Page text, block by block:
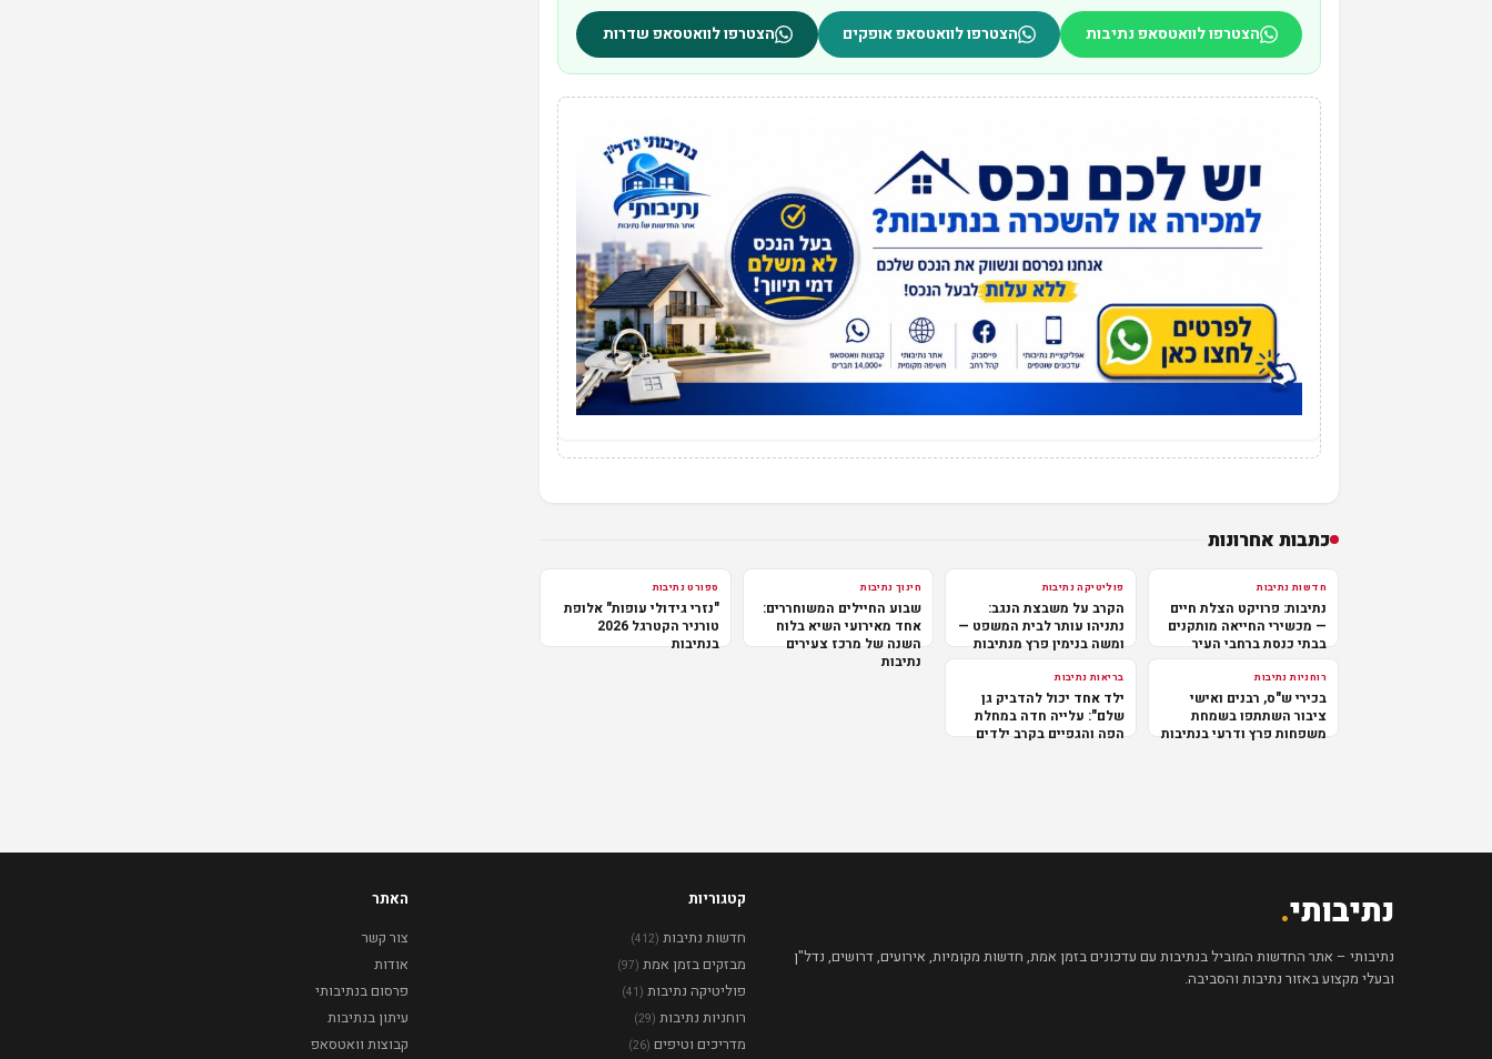
הצטרפו לוואטסאפ נתיבות הצטרפו לוואטסאפ אופקים הצטרפו לוואטסאפ שדרות
כתבות אחרונות
חדשות נתיבות
נתיבות: פרויקט הצלת חיים
— מכשירי החייאה מותקנים
בבתי כנסת ברחבי העיר
פוליטיקה נתיבות
הקרב על משבצת הנגב:
נתניהו עותר לבית המשפט —
ומשה בנימין פרץ מנתיבות
חינוך נתיבות
שבוע החיילים המשוחררים:
אחד מאירועי השיא בלוח
השנה של מרכז צעירים
נתיבות
ספורט נתיבות
"נזרי גידולי עופות" אלופת
טורניר הקטרגל 2026
בנתיבות
רוחניות נתיבות
בכירי ש"ס, רבנים ואישי
ציבור השתתפו בשמחת
משפחות פרץ ודרעי בנתיבות
בריאות נתיבות
ילד אחד יכול להדביק גן
שלם": עלייה חדה במחלת
הפה והגפיים בקרב ילדים
נתיבותי.
נתיבותי – אתר החדשות המוביל בנתיבות עם עדכונים בזמן אמת, חדשות מקומיות, אירועים, דרושים, נדל"ן
ובעלי מקצוע באזור נתיבות והסביבה.
קטגוריות
חדשות נתיבות (412)
מבזקים בזמן אמת (97)
פוליטיקה נתיבות (41)
רוחניות נתיבות (29)
מדריכים וטיפים (26)
האתר
צור קשר
אודות
פרסום בנתיבותי
עיתון בנתיבות
קבוצות וואטסאפ